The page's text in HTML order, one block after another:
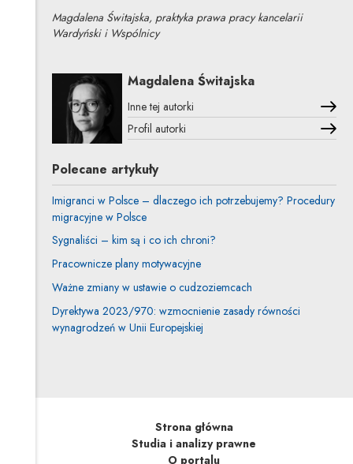
Magdalena Świtajska, praktyka prawa pracy kancelarii
Wardyński i Wspólnicy
Magdalena Świtajska
Inne tej autorki
Profil autorki
Uwaga, link zostanie otwarty w nowym oknie
Polecane artykuły
Imigranci w Polsce – dlaczego ich potrzebujemy? Procedury
migracyjne w Polsce
Sygnaliści – kim są i co ich chroni?
Pracownicze plany motywacyjne
Ważne zmiany w ustawie o cudzoziemcach
Dyrektywa 2023/970: wzmocnienie zasady równości
wynagrodzeń w Unii Europejskiej
Strona główna
Studia i analizy prawne
O portalu